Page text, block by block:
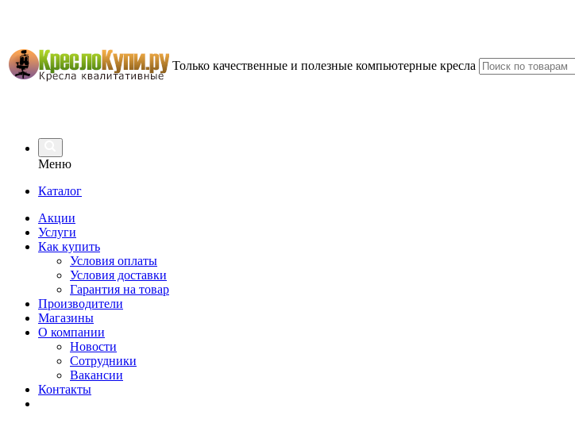
Только качественные и полезные компьютерные кресла
Меню
Каталог
Акции
Услуги
Как купить
Условия оплаты
Условия доставки
Гарантия на товар
Производители
Магазины
О компании
Новости
Сотрудники
Вакансии
Контакты